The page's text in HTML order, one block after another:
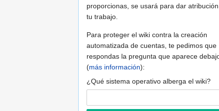
proporcionas, se usará para dar
tu trabajo.
Para proteger el wiki contra la creación
automatizada de cuentas, te pedimos que
respondas la pregunta que aparece
(más información):
¿Qué sistema operativo alberga el wiki?